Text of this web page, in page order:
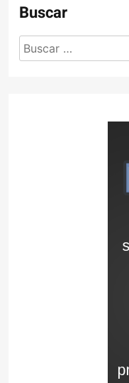
Buscar
Buscar: